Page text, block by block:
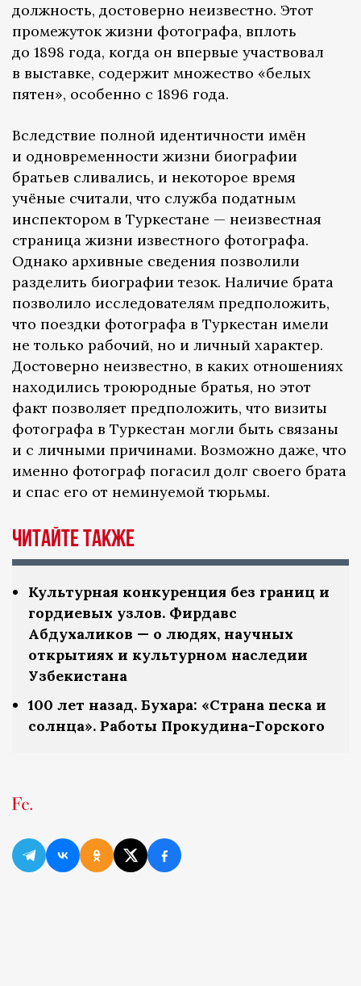
должность, достоверно неизвестно. Этот
промежуток жизни фотографа, вплоть
до 1898 года, когда он впервые участвовал
в выставке, содержит множество «белых
пятен», особенно с 1896 года.
Вследствие полной идентичности имён
и одновременности жизни биографии
братьев сливались, и некоторое время
учёные считали, что служба податным
инспектором в Туркестане — неизвестная
страница жизни известного фотографа.
Однако архивные сведения позволили
разделить биографии тезок. Наличие брата
позволило исследователям предположить,
что поездки фотографа в Туркестан имели
не только рабочий, но и личный характер.
Достоверно неизвестно, в каких отношениях
находились троюродные братья, но этот
факт позволяет предположить, что визиты
фотографа в Туркестан могли быть связаны
и с личными причинами. Возможно даже, что
именно фотограф погасил долг своего брата
и спас его от неминуемой тюрьмы.
Читайте также
Культурная конкуренция без границ и
гордиевых узлов. Фирдавс
Абдухаликов — о людях, научных
открытиях и культурном наследии
Узбекистана
100 лет назад. Бухара: «Страна песка и
солнца». Работы Прокудина-Горского